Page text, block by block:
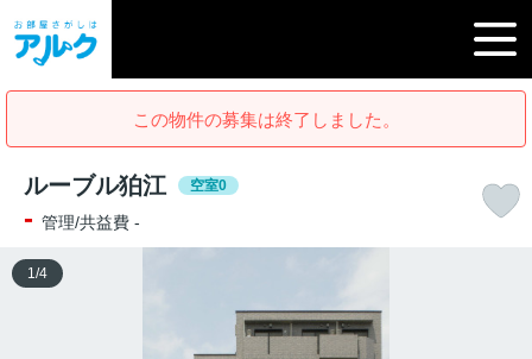
この物件の募集は終了しました。
ルーブル狛江 空室0
- 管理/共益費 -
1 /4